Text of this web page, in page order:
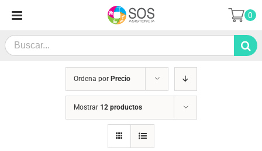
contenido
Search
for:
0
Ordena por Precio
Mostrar 12 productos